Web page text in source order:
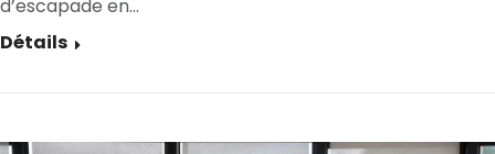
d’escapade en…
Détails